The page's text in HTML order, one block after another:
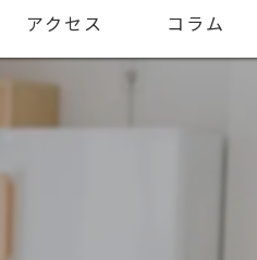
アクセス コラム